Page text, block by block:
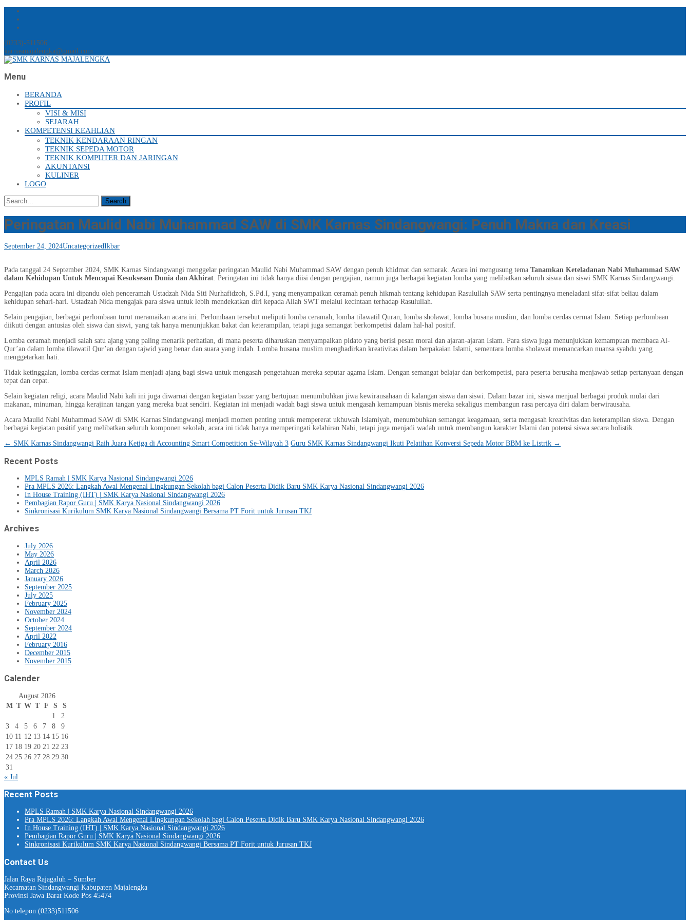
(0233)-511506
karnasmajalengka@gmail.com
Menu
BERANDA
PROFIL
VISI & MISI
SEJARAH
KOMPETENSI KEAHLIAN
TEKNIK KENDARAAN RINGAN
TEKNIK SEPEDA MOTOR
TEKNIK KOMPUTER DAN JARINGAN
AKUNTANSI
KULINER
LOGO
Search
for:
Peringatan Maulid Nabi Muhammad SAW di SMK Karnas Sindangwangi: Penuh Makna dan Kreasi
September 24, 2024UncategorizedIkbar
Pada tanggal 24 September 2024, SMK Karnas Sindangwangi menggelar peringatan Maulid Nabi Muhammad SAW dengan penuh khidmat dan semarak. Acara ini mengusung tema Tanamkan Keteladanan Nabi Muhammad SAW
dalam Kehidupan Untuk Mencapai Kesuksesan Dunia dan Akhirat. Peringatan ini tidak hanya diisi dengan pengajian, namun juga berbagai kegiatan lomba yang melibatkan seluruh siswa dan siswi SMK Karnas Sindangwangi.
Pengajian pada acara ini dipandu oleh penceramah Ustadzah Nida Siti Nurhafidzoh, S.Pd.I, yang menyampaikan ceramah penuh hikmah tentang kehidupan Rasulullah SAW serta pentingnya meneladani sifat-sifat beliau dalam
kehidupan sehari-hari. Ustadzah Nida mengajak para siswa untuk lebih mendekatkan diri kepada Allah SWT melalui kecintaan terhadap Rasulullah.
Selain pengajian, berbagai perlombaan turut meramaikan acara ini. Perlombaan tersebut meliputi lomba ceramah, lomba tilawatil Quran, lomba sholawat, lomba busana muslim, dan lomba cerdas cermat Islam. Setiap perlombaan
diikuti dengan antusias oleh siswa dan siswi, yang tak hanya menunjukkan bakat dan keterampilan, tetapi juga semangat berkompetisi dalam hal-hal positif.
Lomba ceramah menjadi salah satu ajang yang paling menarik perhatian, di mana peserta diharuskan menyampaikan pidato yang berisi pesan moral dan ajaran-ajaran Islam. Para siswa juga menunjukkan kemampuan membaca Al-
Qur’an dalam lomba tilawatil Qur’an dengan tajwid yang benar dan suara yang indah. Lomba busana muslim menghadirkan kreativitas dalam berpakaian Islami, sementara lomba sholawat memancarkan nuansa syahdu yang
menggetarkan hati.
Tidak ketinggalan, lomba cerdas cermat Islam menjadi ajang bagi siswa untuk mengasah pengetahuan mereka seputar agama Islam. Dengan semangat belajar dan berkompetisi, para peserta berusaha menjawab setiap pertanyaan dengan
tepat dan cepat.
Selain kegiatan religi, acara Maulid Nabi kali ini juga diwarnai dengan kegiatan bazar yang bertujuan menumbuhkan jiwa kewirausahaan di kalangan siswa dan siswi. Dalam bazar ini, siswa menjual berbagai produk mulai dari
makanan, minuman, hingga kerajinan tangan yang mereka buat sendiri. Kegiatan ini menjadi wadah bagi siswa untuk mengasah kemampuan bisnis mereka sekaligus membangun rasa percaya diri dalam berwirausaha.
Acara Maulid Nabi Muhammad SAW di SMK Karnas Sindangwangi menjadi momen penting untuk mempererat ukhuwah Islamiyah, menumbuhkan semangat keagamaan, serta mengasah kreativitas dan keterampilan siswa. Dengan
berbagai kegiatan positif yang melibatkan seluruh komponen sekolah, acara ini tidak hanya memperingati kelahiran Nabi, tetapi juga menjadi wadah untuk membangun karakter Islami dan potensi siswa secara holistik.
Post
navigation
← SMK Karnas Sindangwangi Raih Juara Ketiga di Accounting Smart Competition Se-Wilayah 3 Guru SMK Karnas Sindangwangi Ikuti Pelatihan Konversi Sepeda Motor BBM ke Listrik →
Recent Posts
MPLS Ramah | SMK Karya Nasional Sindangwangi 2026
Pra MPLS 2026: Langkah Awal Mengenal Lingkungan Sekolah bagi Calon Peserta Didik Baru SMK Karya Nasional Sindangwangi 2026
In House Training (IHT) | SMK Karya Nasional Sindangwangi 2026
Pembagian Rapor Guru | SMK Karya Nasional Sindangwangi 2026
Sinkronisasi Kurikulum SMK Karya Nasional Sindangwangi Bersama PT Forit untuk Jurusan TKJ
Archives
July 2026
May 2026
April 2026
March 2026
January 2026
September 2025
July 2025
February 2025
November 2024
October 2024
September 2024
April 2022
February 2016
December 2015
November 2015
Calender
August 2026
M T W T F S
S
1
2
3
4 5 6 7 8
9
10 11 12 13 14 15 16
17 18 19 20 21 22 23
24 25 26 27 28 29 30
31
« Jul
Recent Posts
MPLS Ramah | SMK Karya Nasional Sindangwangi 2026
Pra MPLS 2026: Langkah Awal Mengenal Lingkungan Sekolah bagi Calon Peserta Didik Baru SMK Karya Nasional Sindangwangi 2026
In House Training (IHT) | SMK Karya Nasional Sindangwangi 2026
Pembagian Rapor Guru | SMK Karya Nasional Sindangwangi 2026
Sinkronisasi Kurikulum SMK Karya Nasional Sindangwangi Bersama PT Forit untuk Jurusan TKJ
Contact Us
Jalan Raya Rajagaluh – Sumber
Kecamatan Sindangwangi Kabupaten Majalengka
Provinsi Jawa Barat Kode Pos 45474
No telepon (0233)511506